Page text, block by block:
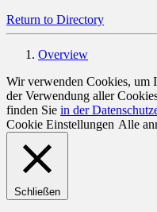
Return to Directory
Overview
Wir verwenden Cookies, um
der Verwendung aller
finden Sie in der
Cookie Einstellungen Alle
Schließen